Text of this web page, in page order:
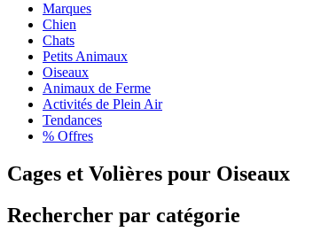
Marques
Chien
Chats
Petits Animaux
Oiseaux
Animaux de Ferme
Activités de Plein Air
Tendances
% Offres
Cages et Volières pour Oiseaux
Rechercher par catégorie